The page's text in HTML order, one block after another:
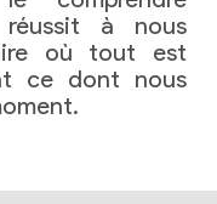
réussit à nous
où tout est
ce dont nous